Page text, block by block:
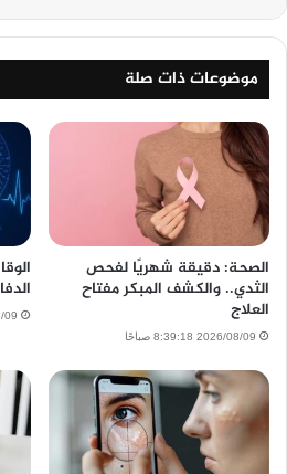
موضوعات ذات صلة
الصحة: دقيقة شهريًا لفحص
الثدي.. والكشف المبكر مفتاح
العلاج
2026/08/09 8:39:18 صباحًا
2026/